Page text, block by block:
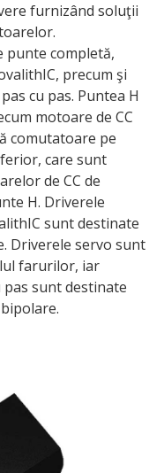
furnizând soluţii
punte completă,
precum şi
cu pas. Puntea H
motoare de CC
comutatoare pe
care sunt
de CC de
H. Driverele
sunt destinate
Driverele servo sunt
farurilor, iar
sunt destinate